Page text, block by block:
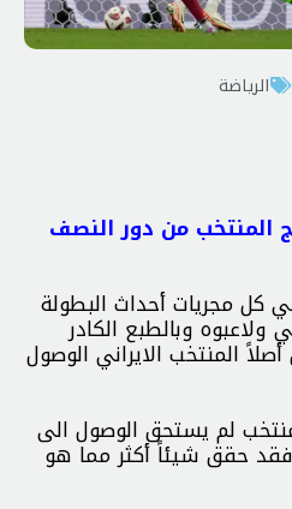
الرياضة
من دور النصف
كل مجريات أحداث البطولة
ولاعبوه وبالطبع الكادر
المنتخب الايراني الوصول
لم يستحق الوصول الى
حقق شيئاً أكثر مما هو